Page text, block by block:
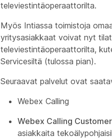
televiestintäoperaattorilta.
Myös Intiassa toimistoja
yritysasiakkaat voivat nyt
televiestintäoperaattorilta,
Servicesiltä (tulossa pian).
Seuraavat palvelut ovat
Webex Calling
Webex Calling
asiakkaita